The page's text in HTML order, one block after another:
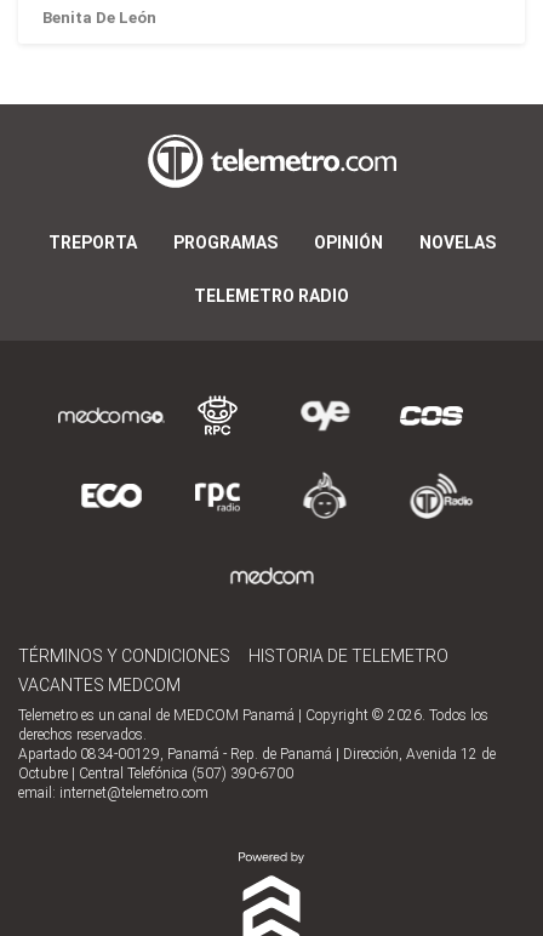
Benita De León
TREPORTA PROGRAMAS OPINIÓN NOVELAS
TELEMETRO RADIO
TÉRMINOS Y CONDICIONES
HISTORIA DE TELEMETRO
VACANTES MEDCOM
Telemetro es un canal de MEDCOM Panamá | Copyright © 2026. Todos los
derechos reservados.
Apartado 0834-00129, Panamá - Rep. de Panamá | Dirección, Avenida 12 de
Octubre | Central Telefónica (507) 390-6700
email: internet@telemetro.com